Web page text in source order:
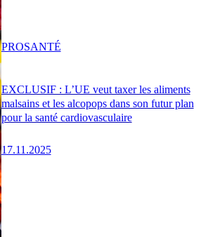
EXCLUSIF : L’UE veut taxer les aliments
malsains et les alcopops dans son futur plan
pour la santé cardiovasculaire
17.11.2025
PROSANTÉ